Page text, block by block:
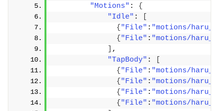
"Motions" : {
"Idle" :
{ "File" : "motions/
{ "File" : "motions/
,
"TapBody" :
{ "File" : "motions/
{ "File" : "motions/
{ "File" : "motions/
{ "File" : "motions/